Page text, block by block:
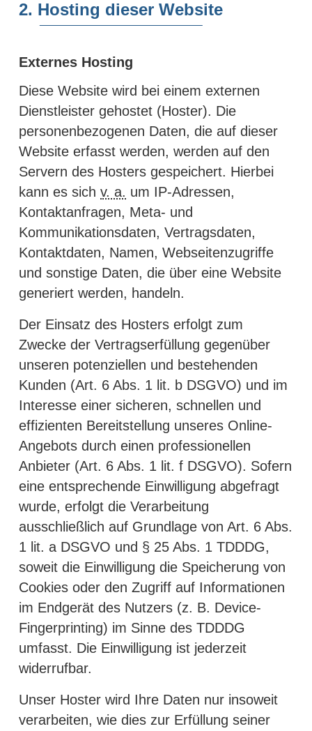
2. Hosting dieser Website
Externes Hosting
Diese Website wird bei einem externen
Dienstleister gehostet (Hoster). Die
personenbezogenen Daten, die auf dieser
Website erfasst werden, werden auf den
Servern des Hosters gespeichert. Hierbei
kann es sich v. a. um IP-Adressen,
Kontaktanfragen, Meta- und
Kommunikationsdaten, Vertragsdaten,
Kontaktdaten, Namen, Webseitenzugriffe
und sonstige Daten, die über eine Website
generiert werden, handeln.
Der Einsatz des Hosters erfolgt zum
Zwecke der Vertragserfüllung gegenüber
unseren potenziellen und bestehenden
Kunden (Art. 6 Abs. 1 lit. b DSGVO) und im
Interesse einer sicheren, schnellen und
effizienten Bereitstellung unseres Online-
Angebots durch einen professionellen
Anbieter (Art. 6 Abs. 1 lit. f DSGVO). Sofern
eine entsprechende Einwilligung abgefragt
wurde, erfolgt die Verarbeitung
ausschließlich auf Grundlage von Art. 6 Abs.
1 lit. a DSGVO und § 25 Abs. 1 TDDDG,
soweit die Einwilligung die Speicherung von
Cookies oder den Zugriff auf Informationen
im Endgerät des Nutzers (z. B. Device-
Fingerprinting) im Sinne des TDDDG
umfasst. Die Einwilligung ist jederzeit
widerrufbar.
Unser Hoster wird Ihre Daten nur insoweit
verarbeiten, wie dies zur Erfüllung seiner